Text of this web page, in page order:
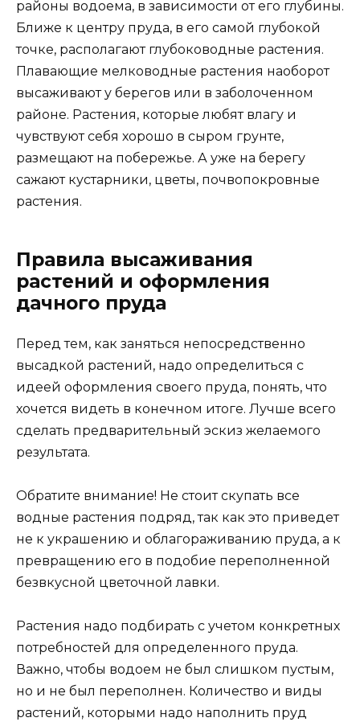
районы водоема, в зависимости от его глубины.
Ближе к центру пруда, в его самой глубокой
точке, располагают глубоководные растения.
Плавающие мелководные растения наоборот
высаживают у берегов или в заболоченном
районе. Растения, которые любят влагу и
чувствуют себя хорошо в сыром грунте,
размещают на побережье. А уже на берегу
сажают кустарники, цветы, почвопокровные
растения.
Правила высаживания
растений и оформления
дачного пруда
Перед тем, как заняться непосредственно
высадкой растений, надо определиться с
идеей оформления своего пруда, понять, что
хочется видеть в конечном итоге. Лучше всего
сделать предварительный эскиз желаемого
результата.
Обратите внимание! Не стоит скупать все
водные растения подряд, так как это приведет
не к украшению и облагораживанию пруда, а к
превращению его в подобие переполненной
безвкусной цветочной лавки.
Растения надо подбирать с учетом конкретных
потребностей для определенного пруда.
Важно, чтобы водоем не был слишком пустым,
но и не был переполнен. Количество и виды
растений, которыми надо наполнить пруд